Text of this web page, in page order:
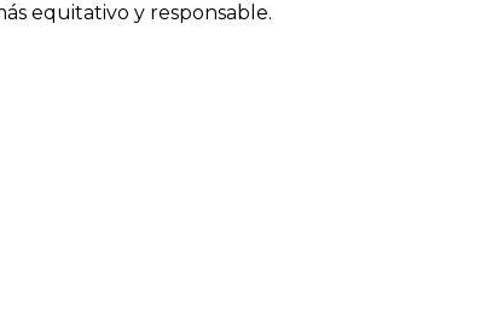
equitativo y responsable.